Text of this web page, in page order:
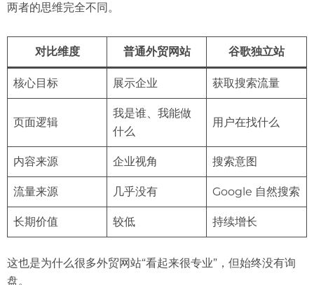
两者的思维完全不同。
对比维度 普通外贸网站 谷歌独立站
核心目标 展示企业 获取搜索流量
页面逻辑
我是谁、我能做
什么
用户在找什么
内容来源 企业视角 搜索意图
流量来源 几乎没有 Google 自然搜索
长期价值 较低 持续增长
这也是为什么很多外贸网站“看起来很专业”，但始终没有询
盘。